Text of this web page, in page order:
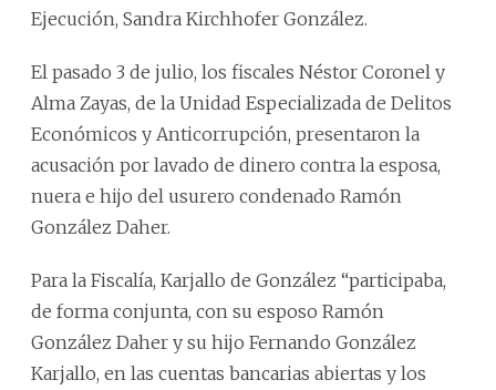
Ejecución, Sandra Kirchhofer González.
El pasado 3 de julio, los fiscales Néstor Coronel y
Alma Zayas, de la Unidad Especializada de Delitos
Económicos y Anticorrupción, presentaron la
acusación por lavado de dinero contra la esposa,
nuera e hijo del usurero condenado Ramón
González Daher.
Para la Fiscalía, Karjallo de González “participaba,
de forma conjunta, con su esposo Ramón
González Daher y su hijo Fernando González
Karjallo, en las cuentas bancarias abiertas y los